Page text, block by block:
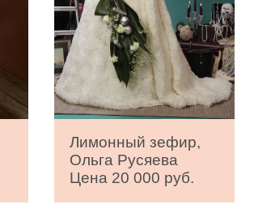
Лимонный зефир,
Ольга Русяева
Цена 20 000 руб.